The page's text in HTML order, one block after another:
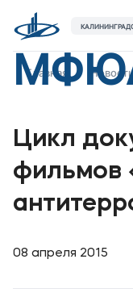
Об
Абитуриенту
Наука
Главная Новости
Цикл
фильмов
08 апреля 2015